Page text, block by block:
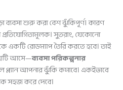
ব্যবসা শুরু করা বেশ ঝুঁকিপূর্ণ। কারণ
সুতরাং, যেকোনো
রোডম্যাপ তৈরি করতে হবে। তাই
আসে—ব্যবসা পরিকল্পনার
আপনার ঝুঁকি কমাবে। একইভাবে
সহজ করে দেবে।